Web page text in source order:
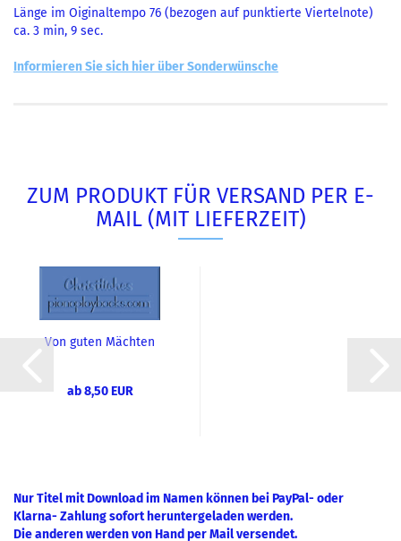
Länge im Oiginaltempo 76 (bezogen auf punktierte Viertelnote)
ca. 3 min, 9 sec.
Informieren Sie sich hier über Sonderwünsche
ZUM PRODUKT FÜR VERSAND PER E-
MAIL (MIT LIEFERZEIT)
Von guten Mächten
ab 8,50 EUR
Nur Titel mit Download im Namen können bei PayPal- oder
Klarna- Zahlung sofort heruntergeladen werden.
Die anderen werden von Hand per Mail versendet.